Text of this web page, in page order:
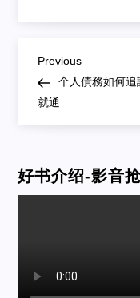
Post
Previous
Post
Previous
个人債務如何追
就通
好书介绍-影音